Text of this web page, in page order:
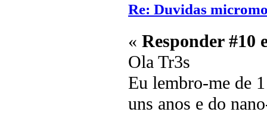
Re: Duvidas
« Responder #10
Ola Tr3s
Eu lembro-me de
uns anos e do